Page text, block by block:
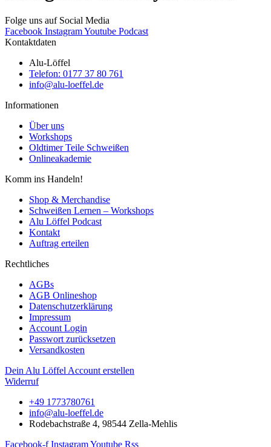
Folge uns auf Social Media
Facebook InstagramYoutube Podcast
Kontaktdaten
Alu-Löffel
Telefon: 0177 37 80 761
info@alu-loeffel.de
Informationen
Über uns
Workshops
Oldtimer Teile Schweißen
Onlineakademie
Komm ins Handeln!
Shop & Merchandise
Schweißen Lernen – Workshops
Alu Löffel Podcast
Kontakt
Auftrag erteilen
Rechtliches
AGBs
AGB Onlineshop
Datenschutzerklärung
Impressum
Account Login
Passwort zurücksetzen
Versandkosten
Dein Alu Löffel Account erstellen
Widerruf
+49 1773780761
info@alu-loeffel.de
Rodebachstraße 4, 98544 Zella-Mehlis
Facebook-f InstagramYoutube Rss